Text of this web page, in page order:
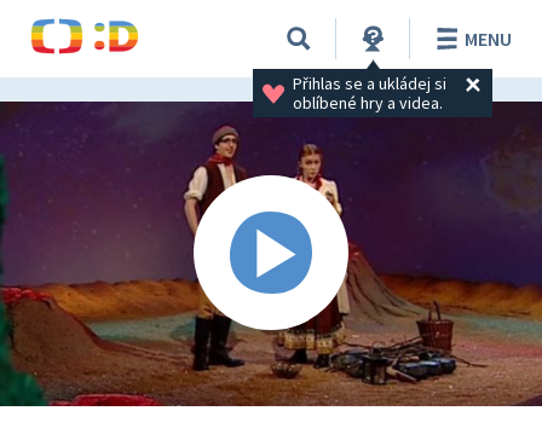
Přihlas se a ukládej si
oblíbené hry a videa.
MENU